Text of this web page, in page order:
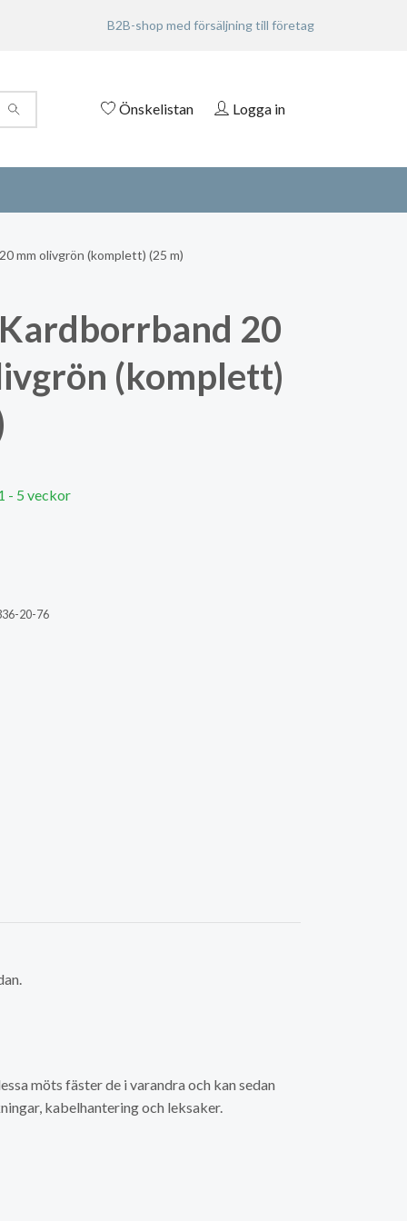
B2B-shop med försäljning till företag
Önskelistan Logga in
mm olivgrön (komplett) (25 m)
20
(komplett)
- 5 veckor
20-76
möts fäster de i varandra och kan sedan
kabelhantering och leksaker.